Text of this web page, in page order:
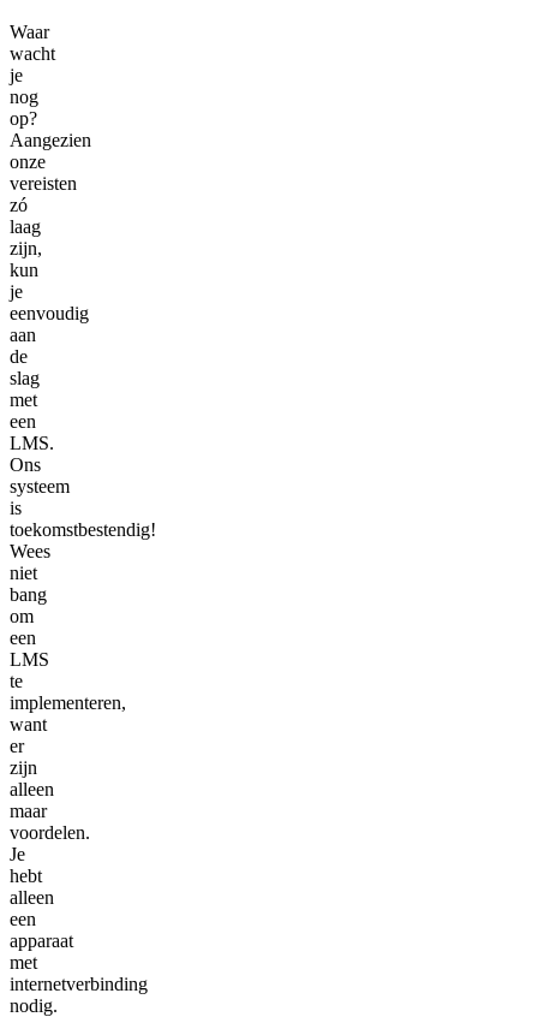
Waar
wacht
je
nog
op?
Aangezien
onze
vereisten
zó
laag
zijn,
kun
je
eenvoudig
aan
de
slag
met
een
LMS.
Ons
systeem
is
toekomstbestendig!
Wees
niet
bang
om
een
LMS
te
implementeren,
want
er
zijn
alleen
maar
voordelen.
Je
hebt
alleen
een
apparaat
met
internetverbinding
nodig.